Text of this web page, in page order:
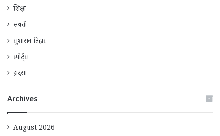
शिक्षा
सक्ती
सुशासन तिहार
स्पोर्ट्स
हादसा
Archives
August 2026